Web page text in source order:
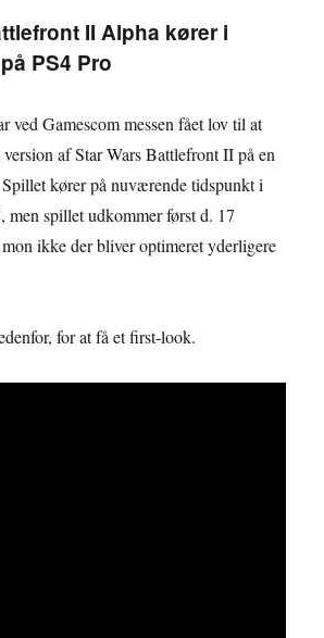
Star
Wars
Battlefront
Limited
Edition
II Alpha kører i
PS4 Pro
ved Gamescom messen fået lov til at
af Star Wars Battlefront II på en
kører på nuværende tidspunkt i
men spillet udkommer først d. 17
ikke der bliver optimeret yderligere
for at få et first-look.